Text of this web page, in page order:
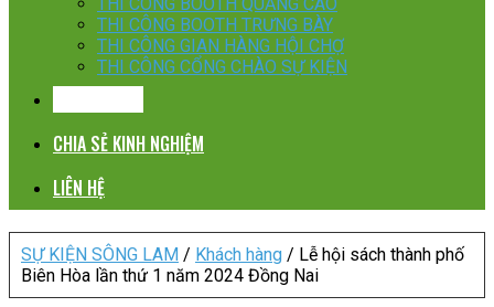
THI CÔNG BOOTH TRƯNG BÀY
THI CÔNG GIAN HÀNG HỘI CHỢ
THI CÔNG CỔNG CHÀO SỰ KIỆN
CHIA SẺ KINH NGHIỆM
LIÊN HỆ
SỰ KIỆN SÔNG LAM / Khách hàng / Lễ hội sách thành phố
Biên Hòa lần thứ 1 năm 2024 Đồng Nai